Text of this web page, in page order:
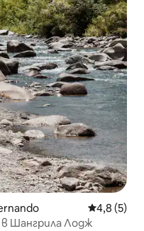
Средна
4,8 (5)
Шангрила Лодж